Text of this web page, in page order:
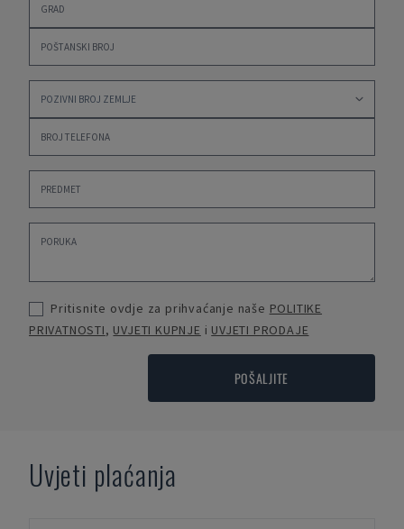
Pritisnite ovdje za prihvaćanje naše POLITIKE
PRIVATNOSTI, UVJETI KUPNJE i UVJETI PRODAJE
POŠALJITE
Uvjeti plaćanja